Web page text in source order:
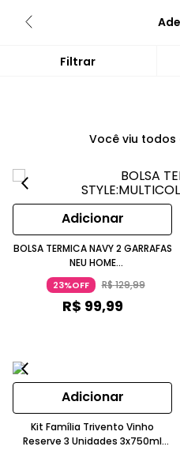
Você viu todos
Adicionar
BOLSA TERMICA NAVY 2 GARRAFAS
NEU HOME
23%OFF R$129,99
R$ 99,99
Adicionar
Kit Família Trivento Vinho
Reserve 3 Unidades 3x750ml